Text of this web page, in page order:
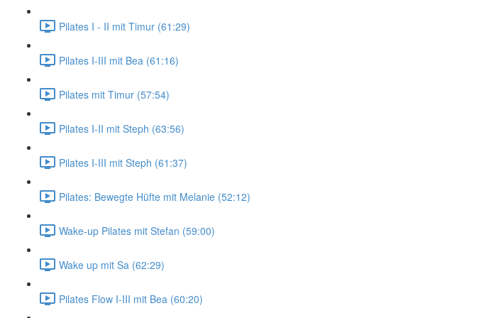
Pilates I - II mit Timur (61:29)
Pilates I-III mit Bea (61:16)
Pilates mit Timur (57:54)
Pilates I-II mit Steph (63:56)
Pilates I-III mit Steph (61:37)
Pilates: Bewegte Hüfte mit Melanie (52:12)
Wake-up Pilates mit Stefan (59:00)
Wake up mit Sa (62:29)
Pilates Flow I-III mit Bea (60:20)